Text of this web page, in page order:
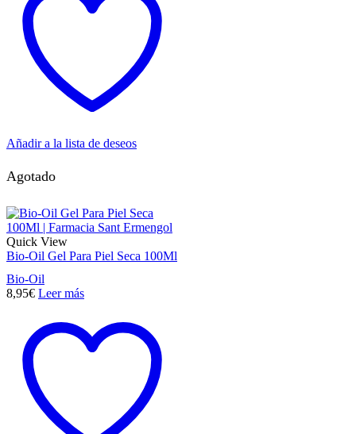
Añadir a la lista de deseos
Agotado
Quick View
Bio-Oil Gel Para Piel Seca 100Ml
Bio-Oil
8,95€ Leer más